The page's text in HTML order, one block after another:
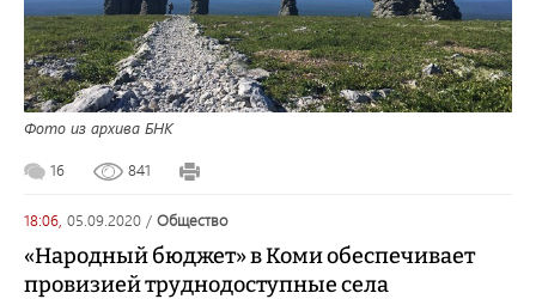
Фото из архива БНК
16 841
18:06, 05.09.2020 / общество
«Народный бюджет» в Коми обеспечивает
провизией труднодоступные села